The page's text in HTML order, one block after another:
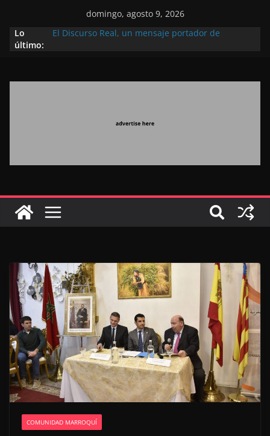
domingo, agosto 9, 2026
Lo
último:
El Discurso Real, un mensaje portador de
Extranjero: al servicio de los grandes proyectos de
Marruecos gracias a una visión estratégica
destinada a consolidar la posición de Marruecos
en una economía mundial competitiva (politólogo
marroquí-estadounidense)
COMUNIDAD MARROQUÍ